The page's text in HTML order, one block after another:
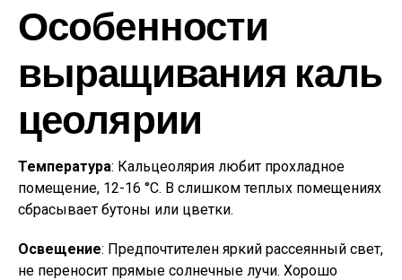
Особенности
выращивания каль
цеолярии
Температура: Кальцеолярия любит прохладное
помещение, 12-16 °С. В слишком теплых помещениях
сбрасывает бутоны или цветки.
Освещение: Предпочтителен яркий рассеянный свет,
не переносит прямые солнечные лучи. Хорошо